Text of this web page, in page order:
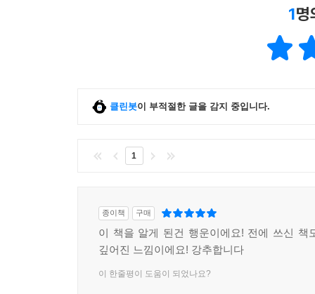
1명
클린봇이 부적절한 글을 감지 중입니다.
1
종이책 구매
이 책을 알게 된건 행운이에요! 전에 쓰신 책
깊어진 느낌이에요! 강추합니다
이 한줄평이 도움이 되었나요?